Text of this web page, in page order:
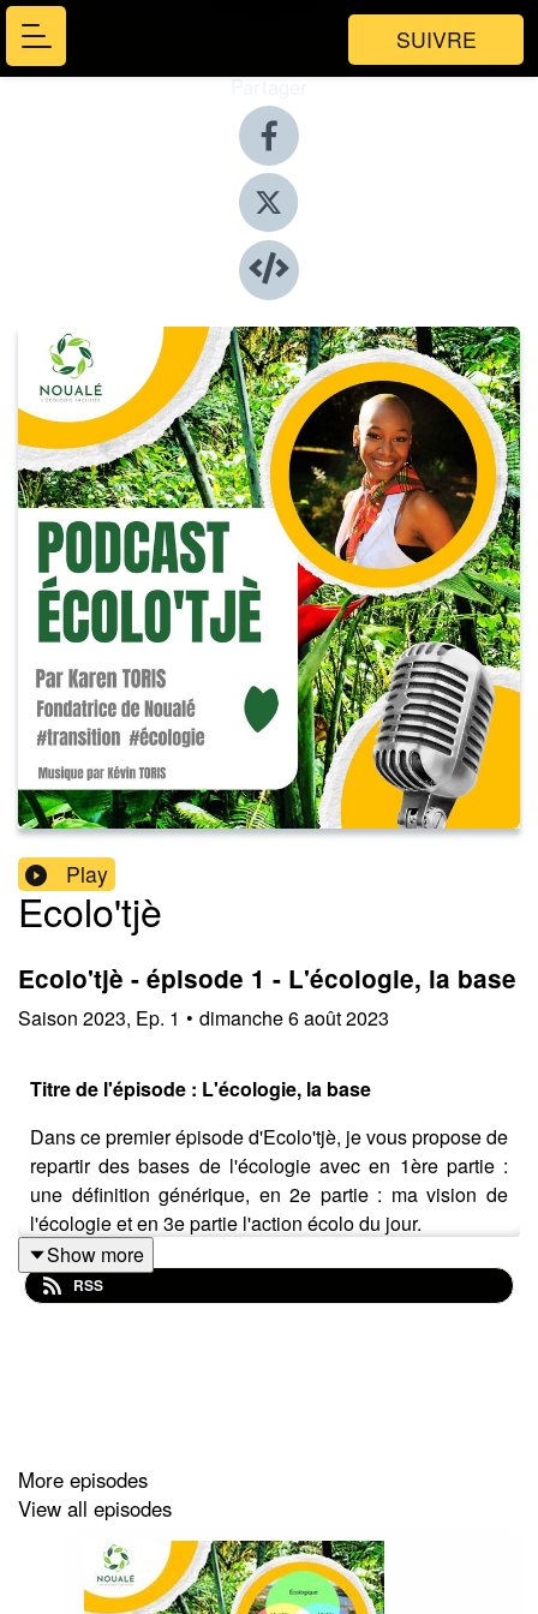
SUIVRE
Partager
Play
Ecolo'tjè
Ecolo'tjè - épisode 1 - L'écologie, la base
Saison 2023, Ep. 1 • dimanche 6 août 2023
Titre de l'épisode : L'écologie, la base
Dans ce premier épisode d'Ecolo'tjè, je vous propose de
repartir des bases de l'écologie avec en 1ère partie :
une définition générique, en 2e partie : ma vision de
l'écologie et en 3e partie l'action écolo du jour.
Ressources :
cette adresse : nouale@ecomail.pro.
"tjè" signifie "cœur";
"bay bwa pou nou alé" peut être traduit par "Allez
Show more
RSS
More episodes
View all episodes